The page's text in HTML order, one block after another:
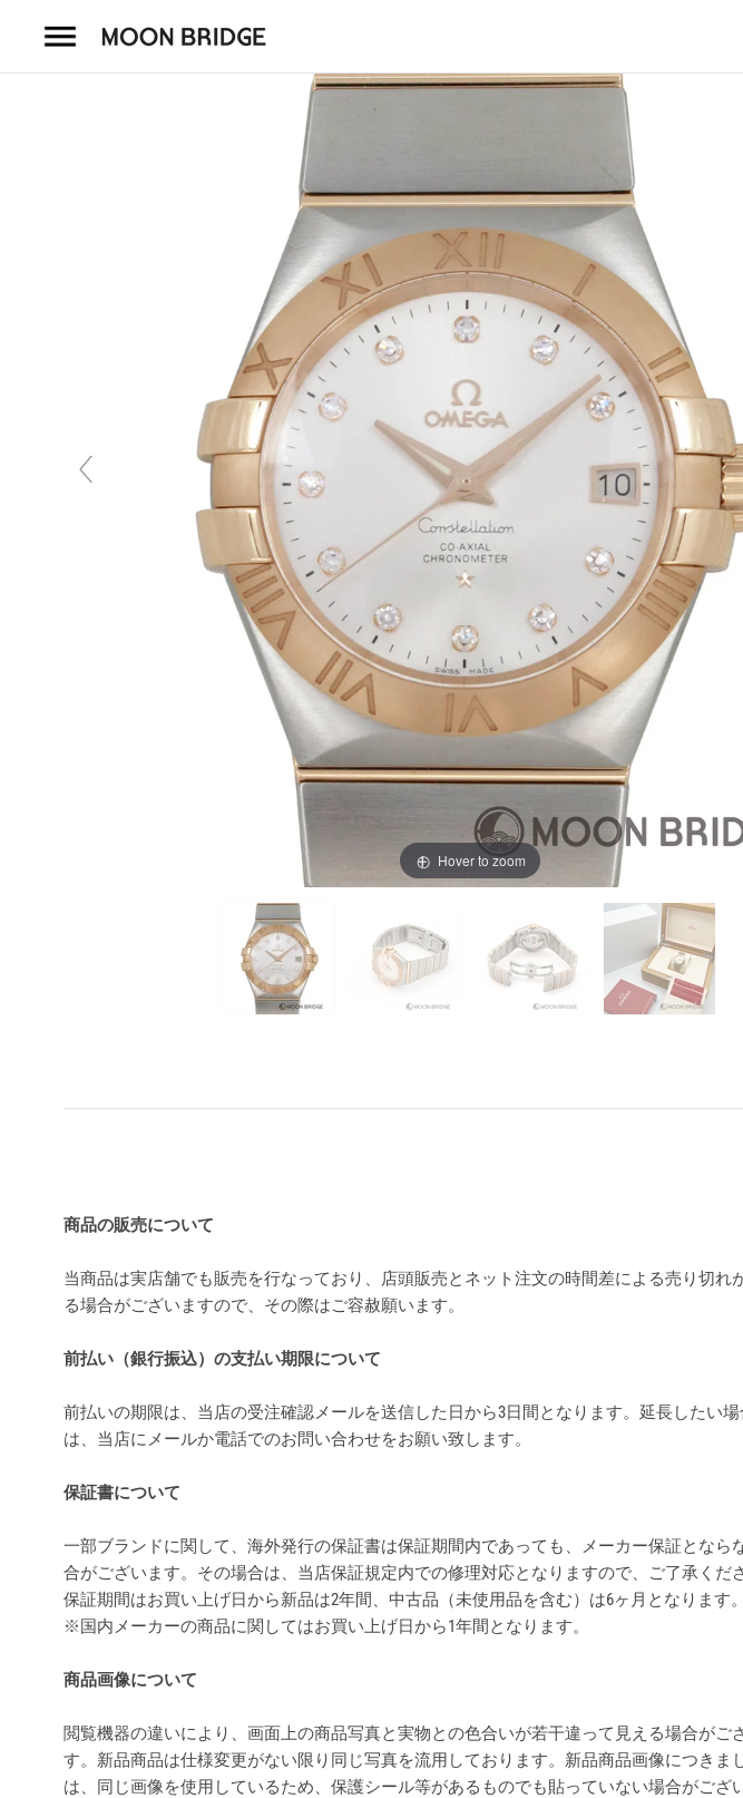
Hover to zoom
商品の販売について
当商品は実店舗でも販売を行なっており、店頭販売とネット注文の時間差による売り切れ
る場合がございますので、その際はご容赦願います。
前払い（銀行振込）の支払い期限について
前払いの期限は、当店の受注確認メールを送信した日から3日間となります。延長したい場
は、当店にメールか電話でのお問い合わせをお願い致します。
保証書について
一部ブランドに関して、海外発行の保証書は保証期間内であっても、メーカー保証となら
合がございます。その場合は、当店保証規定内での修理対応となりますので、ご了承くださ
保証期間はお買い上げ日から新品は2年間、中古品（未使用品を含む）は6ヶ月となります。
※国内メーカーの商品に関してはお買い上げ日から1年間となります。
商品画像について
閲覧機器の違いにより、画面上の商品写真と実物との色合いが若干違って見える場合がご
す。新品商品は仕様変更がない限り同じ写真を流用しております。新品商品画像につきま
は、同じ画像を使用しているため、保護シール等があるものでも貼っていない場合がござ